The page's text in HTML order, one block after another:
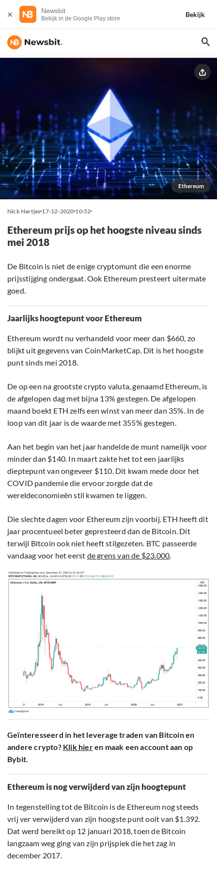
Newsbit
Bekijk in de Google Play store
Bekijk
Ethereum
Nick Hartjes 17-12-2020 10:52
Ethereum prijs op het hoogste niveau sinds
mei 2018
De Bitcoin is niet de enige cryptomunt die een enorme
prijsstijging ondergaat. Ook Ethereum presteert uitermate
goed.
Jaarlijks hoogtepunt voor Ethereum
Ethereum wordt nu verhandeld voor meer dan $660, zo
blijkt uit gegevens van CoinMarketCap. Dit is het hoogste
punt sinds mei 2018.
De op een na grootste crypto valuta, genaamd Ethereum, is
de afgelopen dag met bijna 13% gestegen. De afgelopen
maand boekt ETH zelfs een winst van meer dan 35%. In de
loop van dit jaar is de waarde met 355% gestegen.
Aan het begin van het jaar handelde de munt namelijk voor
minder dan $140. In maart zakte het tot een jaarlijks
dieptepunt van ongeveer $110. Dit kwam mede door het
COVID pandemie die ervoor zorgde dat de
wereldeconomieën stil kwamen te liggen.
Die slechte dagen voor Ethereum zijn voorbij. ETH heeft dit
jaar procentueel beter gepresteerd dan de Bitcoin. Dit
terwijl Bitcoin ook niet heeft stilgezeten. BTC passeerde
vandaag voor het eerst de grens van de $23.000.
Geïnteresseerd in het leverage traden van Bitcoin en
andere crypto? Klik hieren maak een account aan op
Bybit.
Ethereum is nog verwijderd van zijn hoogtepunt
In tegenstelling tot de Bitcoin is de Ethereum nog steeds
vrij ver verwijderd van zijn hoogste punt ooit van $1.392.
Dat werd bereikt op 12 januari 2018, toen de Bitcoin
langzaam weg ging van zijn prijspiek die het zag in
december 2017.